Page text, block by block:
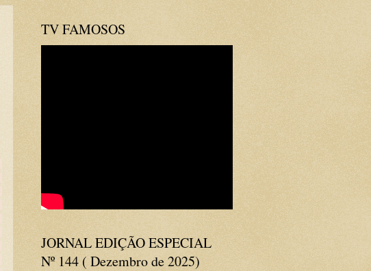
TV FAMOSOS
JORNAL EDIÇÃO ESPECIAL
Nº 144 ( Dezembro de 2025)